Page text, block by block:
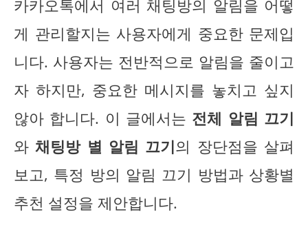
카카오톡에서 여러 채팅방의 알림을 어떻
게 관리할지는 사용자에게 중요한 문제입
니다. 사용자는 전반적으로 알림을 줄이고
자 하지만, 중요한 메시지를 놓치고 싶지
않아 합니다. 이 글에서는 전체 알림 끄기
와채팅방 별 알림 끄기의 장단점을 살펴
보고, 특정 방의 알림 끄기 방법과 상황별
추천 설정을 제안합니다.